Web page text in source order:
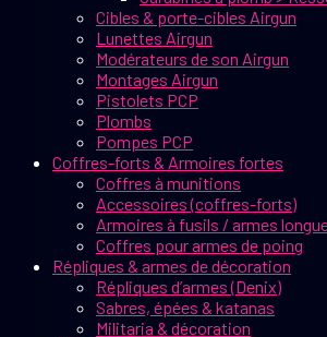
Cibles & porte-cibles Airgun
Lunettes Airgun
Modérateurs de son Airgun
Montages Airgun
Pistolets PCP
Plombs
Pompes PCP
Coffres-forts & Armoires fortes
Coffres à munitions
Accessoires (coffres-forts)
Armoires à fusils / armes
Coffres pour armes de poing
Répliques & armes de décoration
Répliques d’armes (Denix)
Sabres, épées & katanas
Militaria & décoration